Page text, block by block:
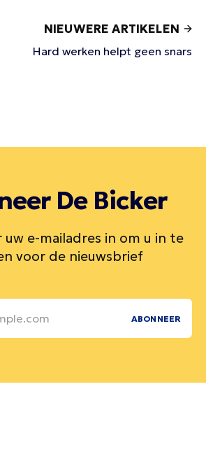
NIEUWERE ARTIKELEN
Hard werken helpt geen snars
De Bicker
uw e-mailadres in om u in te
voor de nieuwsbrief
ABONNEER